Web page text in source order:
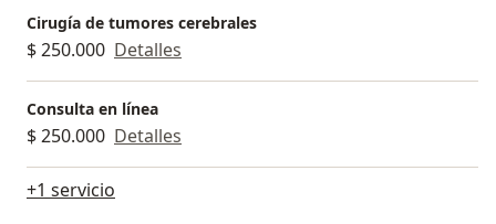
Cirugía de tumores cerebrales
$ 250.000 Detalles
Consulta en línea
$ 250.000 Detalles
+1 servicio